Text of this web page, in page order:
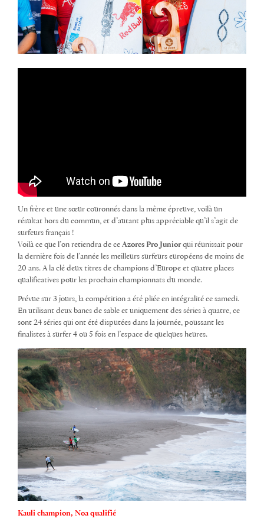
Un frère et une sœur couronnés dans la même épreuve, voilà un
résultat hors du commun, et d’autant plus appréciable qu’il s’agit de
surfeurs français !
Voilà ce que l’on retiendra de ce Azores Pro Juniorqui réunissait pour
la dernière fois de l’année les meilleurs surfeurs européens de moins de
20 ans. A la clé deux titres de champions d’Europe et quatre places
qualificatives pour les prochain championnats du monde.
Prévue sur 3 jours, la compétition a été pliée en intégralité ce samedi.
En utilisant deux bancs de sable et uniquement des séries à quatre, ce
sont 24 séries qui ont été disputées dans la journée, poussant les
finalistes à surfer 4 ou 5 fois en l’espace de quelques heures.
Kauli champion, Noa qualifié